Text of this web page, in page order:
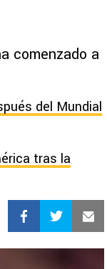
comenzado a
del Mundial
tras la